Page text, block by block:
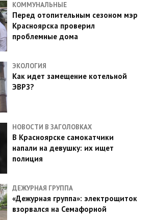
КОММУНАЛЬНЫЕ
Перед отопительным сезоном мэр
Красноярска проверил
проблемные дома
ЭКОЛОГИЯ
Как идет замещение котельной
ЭВРЗ?
НОВОСТИ В ЗАГОЛОВКАХ
В Красноярске самокатчики
напали на девушку: их ищет
полиция
ДЕЖУРНАЯ ГРУППА
«Дежурная группа»: электрощиток
взорвался на Семафорной